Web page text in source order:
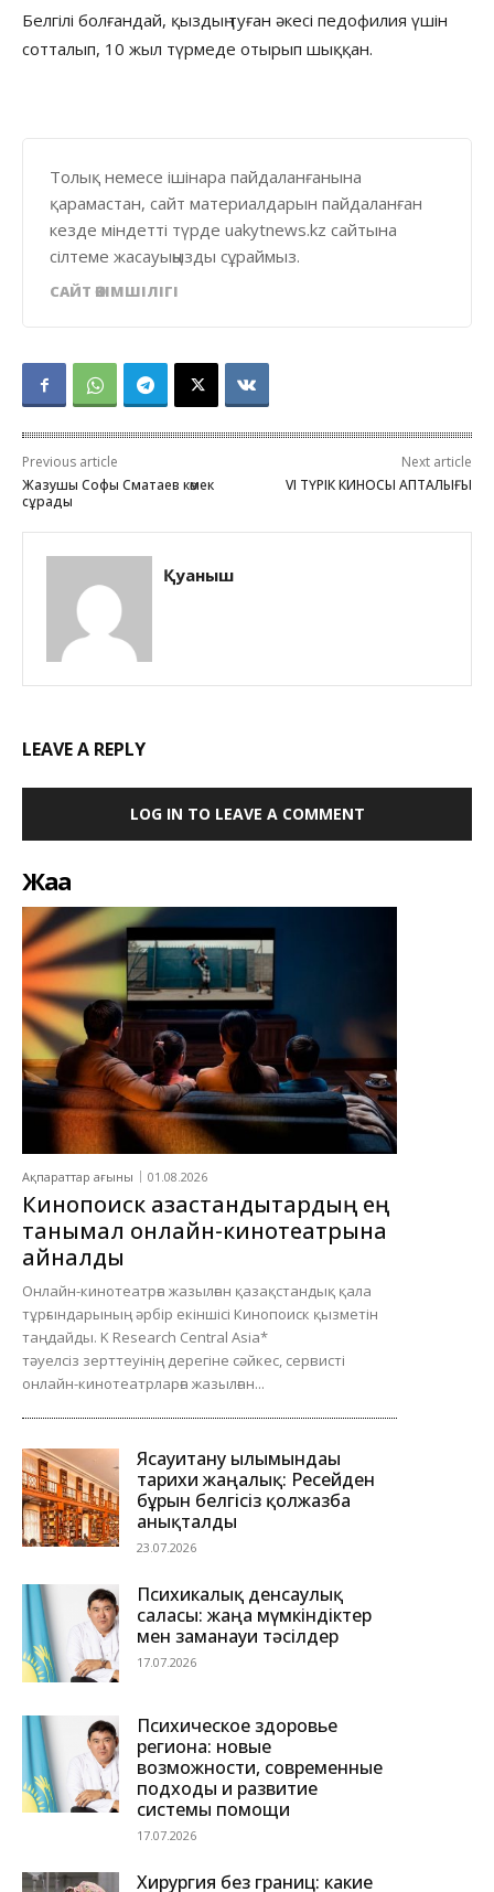
Белгілі болғандай, қыздың туған әкесі педофилия үшін
сотталып, 10 жыл түрмеде отырып шыққан.
Толық немесе ішінара пайдаланғанына
қарамастан, сайт материалдарын пайдаланған
кезде міндетті түрде uakytnews.kz сайтына
сілтеме жасауыңызды сұраймыз.
САЙТ ӘКІМШІЛІГІ
Previous article
Жазушы Софы Сматаев көмек
сұрады
Next article
VI ТҮРІК КИНОСЫ АПТАЛЫҒЫ
Қуаныш
LEAVE A REPLY
LOG IN TO LEAVE A COMMENT
Жаңа
Ақпараттар ағыны 01.08.2026
Кинопоиск қазақстандықтардың ең
танымал онлайн-кинотеатрына
айналды
Онлайн-кинотеатрға жазылған қазақстандық қала
тұрғындарының әрбір екіншісі Кинопоиск қызметін
таңдайды. K Research Central Asia*
тәуелсіз зерттеуінің дерегіне сәйкес, сервисті
онлайн-кинотеатрларға жазылған...
Ясауитану ғылымындағы
тарихи жаңалық: Ресейден
бұрын белгісіз қолжазба
анықталды
23.07.2026
Психикалық денсаулық
саласы: жаңа мүмкіндіктер
мен заманауи тәсілдер
17.07.2026
Психическое здоровье
региона: новые
возможности, современные
подходы и развитие
системы помощи
17.07.2026
Хирургия без границ: какие